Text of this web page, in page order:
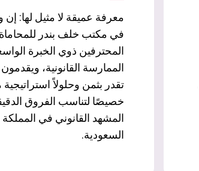
معرفة عميقة لا مثيل لها: إن
في مكتب خلف بندر
المحترفين ذوي الخبرة
الممارسة القانونية،
تقدر بثمن وحلولاً
خصيصًا لتناسب الفروق
المشهد القانوني في المملكة
السعودية.